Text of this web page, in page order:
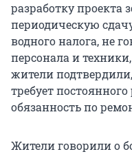
разработку проекта
периодическую
водного налога, не
персонала и
жители
требует
обязанность по
Жители говорили о